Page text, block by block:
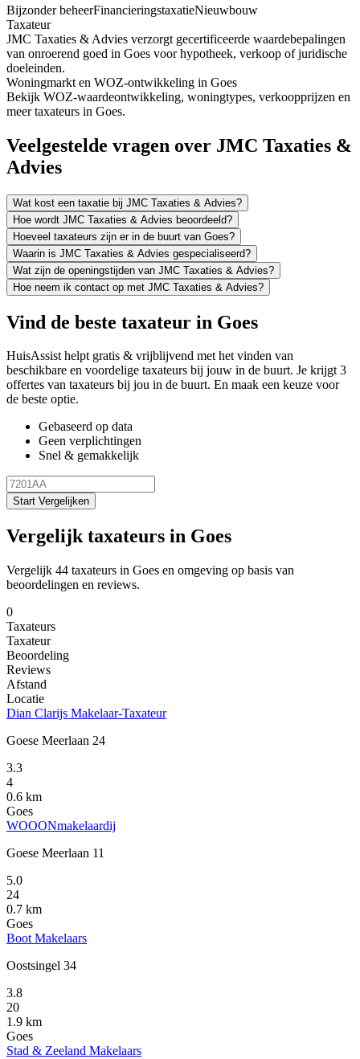
Bijzonder beheerFinancieringstaxatieNieuwbouw
Taxateur
JMC Taxaties & Advies verzorgt gecertificeerde waardebepalingen
van onroerend goed in Goes voor hypotheek, verkoop of juridische
doeleinden.
Woningmarkt en WOZ-ontwikkeling in Goes
Bekijk WOZ-waardeontwikkeling, woningtypes, verkoopprijzen en
meer taxateurs in Goes.
Veelgestelde vragen over JMC Taxaties &
Advies
Wat kost een taxatie bij JMC Taxaties & Advies?
Hoe wordt JMC Taxaties & Advies beoordeeld?
Hoeveel taxateurs zijn er in de buurt van Goes?
Waarin is JMC Taxaties & Advies gespecialiseerd?
Wat zijn de openingstijden van JMC Taxaties & Advies?
Hoe neem ik contact op met JMC Taxaties & Advies?
Vind de beste taxateur in Goes
HuisAssist helpt gratis & vrijblijvend met het vinden van
beschikbare en voordelige taxateurs bij jouw in de buurt. Je krijgt 3
offertes van taxateurs bij jou in de buurt. En maak een keuze voor
de beste optie.
Gebaseerd op data
Geen verplichtingen
Snel & gemakkelijk
Start Vergelijken
Vergelijk taxateurs in Goes
Vergelijk 44 taxateurs in Goes en omgeving op basis van
beoordelingen en reviews.
0
Taxateurs
Taxateur
Beoordeling
Reviews
Afstand
Locatie
Dian Clarijs Makelaar-Taxateur
Goese Meerlaan 24
3.3
4
0.6 km
Goes
WOOONmakelaardij
Goese Meerlaan 11
5.0
24
0.7 km
Goes
Boot Makelaars
Oostsingel 34
3.8
20
1.9 km
Goes
Stad & Zeeland Makelaars